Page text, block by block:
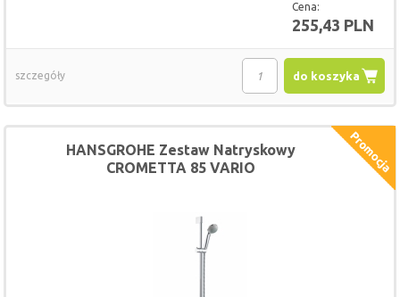
Cena:
255,43 PLN
do koszyka
szczegóły
HANSGROHE Zestaw Natryskowy
CROMETTA 85 VARIO